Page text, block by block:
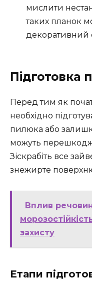
мислити
таких планок
декоративний
Підготовка
Перед тим як
необхідно
пилюка або
можуть
Зіскрабіть все
знежирте
Вплив
захисту
Етапи